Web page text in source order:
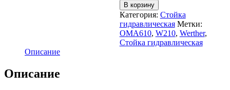
В корзину
Категория: Стойка
гидравлическая Метки:
OMA610, W210, Werther,
Стойка гидравлическая
Описание
Описание